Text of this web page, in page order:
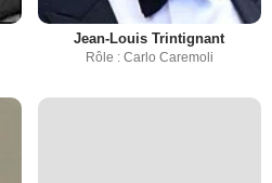
Jean-Louis Trintignant
Rôle : Carlo Caremoli